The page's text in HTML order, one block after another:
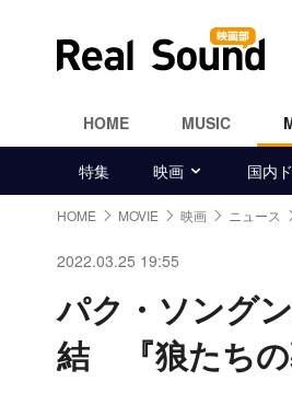
HOME MUSIC
特集 映画 国内
HOME MOVIE 映画 ニュース
2022.03.25 19:55
パク・ソング
結 『狼たちの